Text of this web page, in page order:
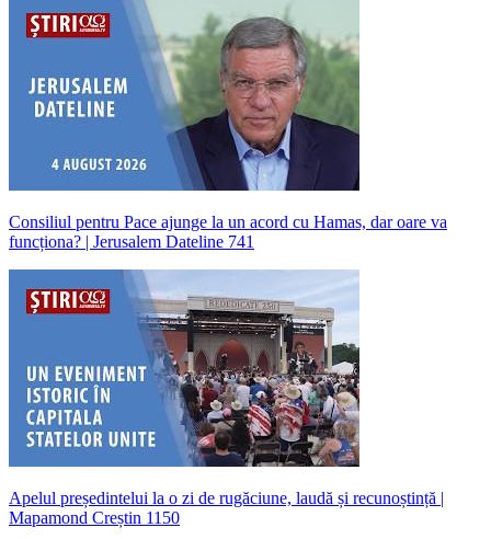
Consiliul pentru Pace ajunge la un acord cu Hamas, dar oare va
funcționa? | Jerusalem Dateline 741
Apelul președintelui la o zi de rugăciune, laudă și recunoștință |
Mapamond Creștin 1150